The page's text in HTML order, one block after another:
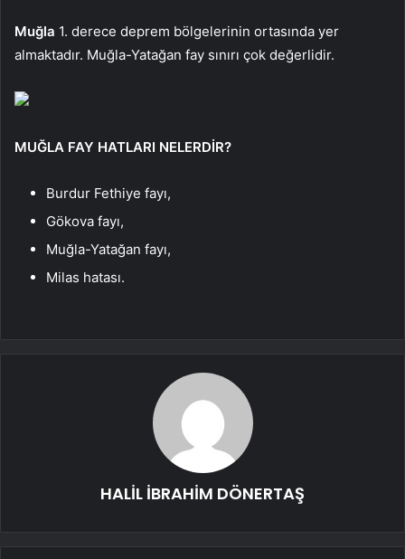
Muğla 1. derece deprem bölgelerinin ortasında yer
almaktadır. Muğla-Yatağan fay sınırı çok değerlidir.
MUĞLA FAY HATLARI NELERDİR?
Burdur Fethiye fayı,
Gökova fayı,
Muğla-Yatağan fayı,
Milas hatası.
HALİL İBRAHİM DÖNERTAŞ